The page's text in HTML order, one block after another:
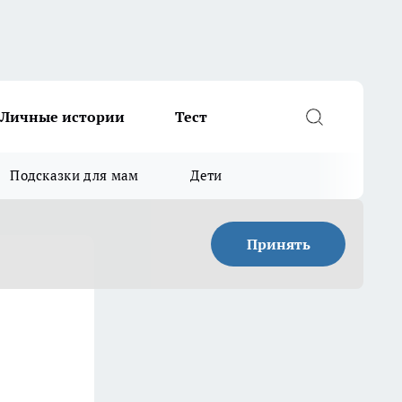
Личные истории Тест
Подсказки для мам Дети
Принять